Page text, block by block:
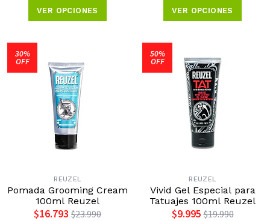
VER OPCIONES VER OPCIONES
30%
OFF
REUZEL
Pomada Grooming Cream
100ml Reuzel
$16.793 $23.990
50%
OFF
REUZEL
Vivid Gel Especial para
Tatuajes 100ml Reuzel
$9.995 $19.990